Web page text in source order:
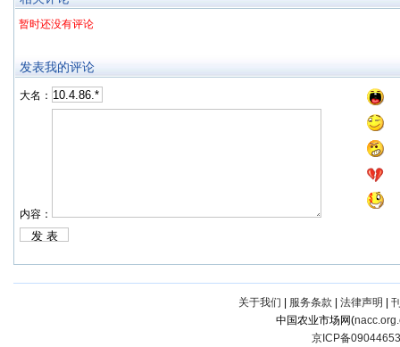
暂时还没有评论
发表我的评论
大名：
内容：
关于我们 服务条款 法律声明
中国农业市场网(
京ICP备